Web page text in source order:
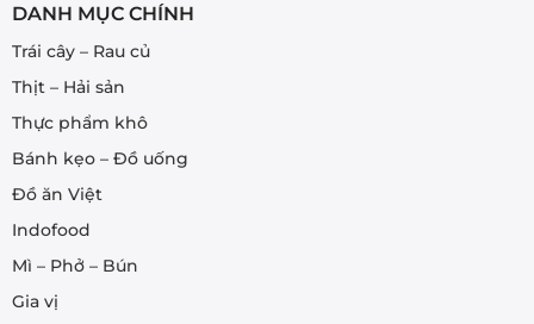
DANH MỤC CHÍNH
Trái cây – Rau củ
Thịt – Hải sản
Thực phẩm khô
Bánh kẹo – Đồ uống
Đồ ăn Việt
Indofood
Mì – Phở – Bún
Gia vị